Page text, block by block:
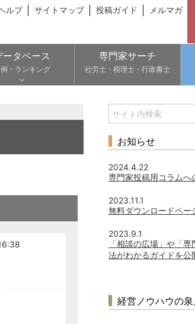
ルプ サイトマップ 投稿ガイド メルマガ
ータベース
・ランキング
専門家サーチ
社労士・税理士・行政書士
お知らせ
2024.4.22
専門家投稿用コラムへ
2023.11.1
無料ダウンロードペー
2023.9.1
「相談の広場」や「
法がわかるガイドを公
経営ノウハウの